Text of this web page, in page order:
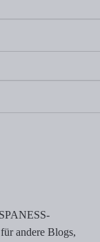
andere Blogs,